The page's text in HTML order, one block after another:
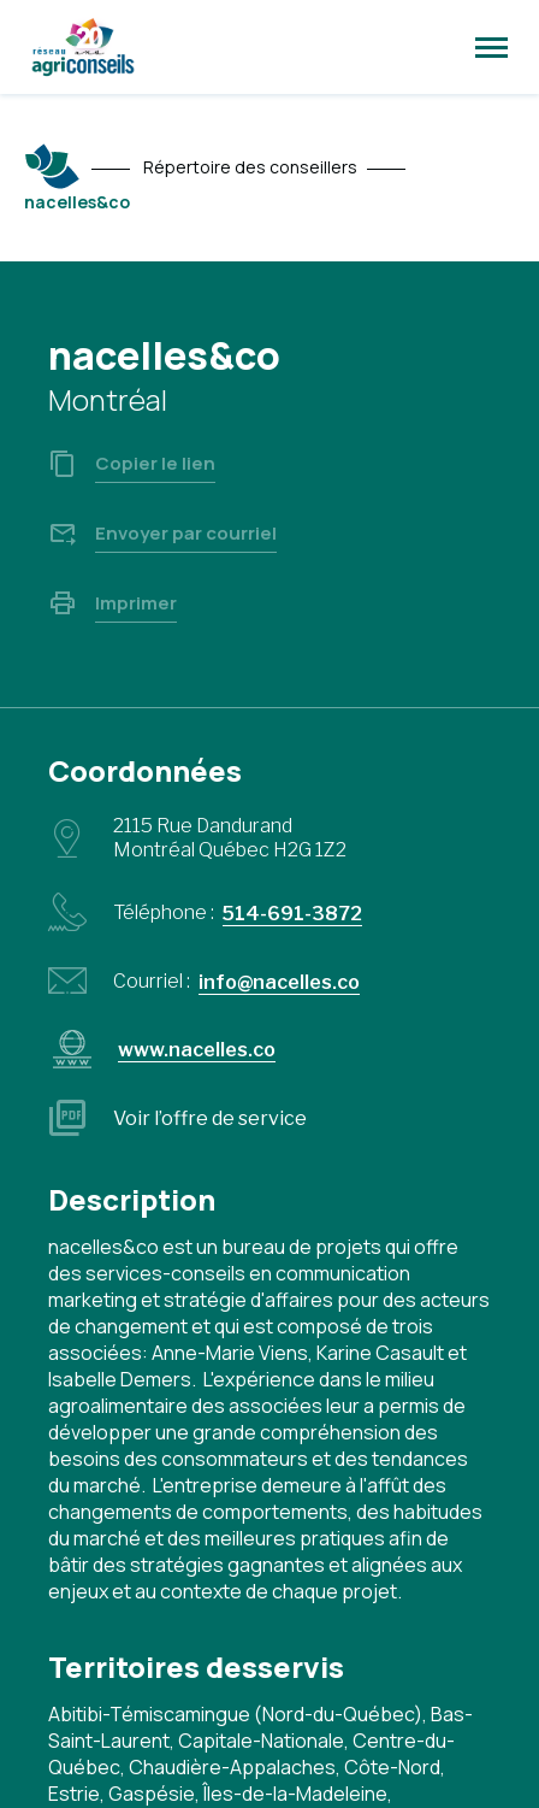
la
Répertoire des conseillers
nacelles&co
nacelles&co
Montréal
Copier le lien
Envoyer par courriel
Imprimer
Coordonnées
2115 Rue Dandurand
Montréal Québec H2G 1Z2
Téléphone : 514-691-3872
Courriel : info@nacelles.co
www.nacelles.co
Voir l’offre de service
Description
nacelles&co est un bureau de projets qui offre
des services-conseils en communication
marketing et stratégie d'affaires pour des acteurs
de changement et qui est composé de trois
associées: Anne-Marie Viens, Karine Casault et
Isabelle Demers. L'expérience dans le milieu
agroalimentaire des associées leur a permis de
développer une grande compréhension des
besoins des consommateurs et des tendances
du marché. L'entreprise demeure à l'affût des
changements de comportements, des habitudes
du marché et des meilleures pratiques afin de
bâtir des stratégies gagnantes et alignées aux
enjeux et au contexte de chaque projet.
Territoires desservis
Abitibi-Témiscamingue (Nord-du-Québec), Bas-
Saint-Laurent, Capitale-Nationale, Centre-du-
Québec, Chaudière-Appalaches, Côte-Nord,
Estrie, Gaspésie, Îles-de-la-Madeleine,